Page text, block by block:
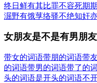
终日 鲜有其比罪不容死期
淈野有饿莩络驿不绝知奸
女朋友是不是有男朋
带女的词语带朋的词语带
的词语带男的词语带了的
头的词语是开头的词语不